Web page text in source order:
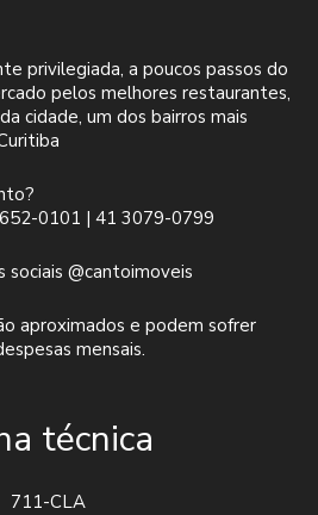
privilegiada, a poucos passos do
pelos melhores restaurantes,
cidade, um dos bairros mais
0101 | 41 3079-0799
sociais @cantoimoveis
aproximados e podem sofrer
mensais.
técnica
711-CLA